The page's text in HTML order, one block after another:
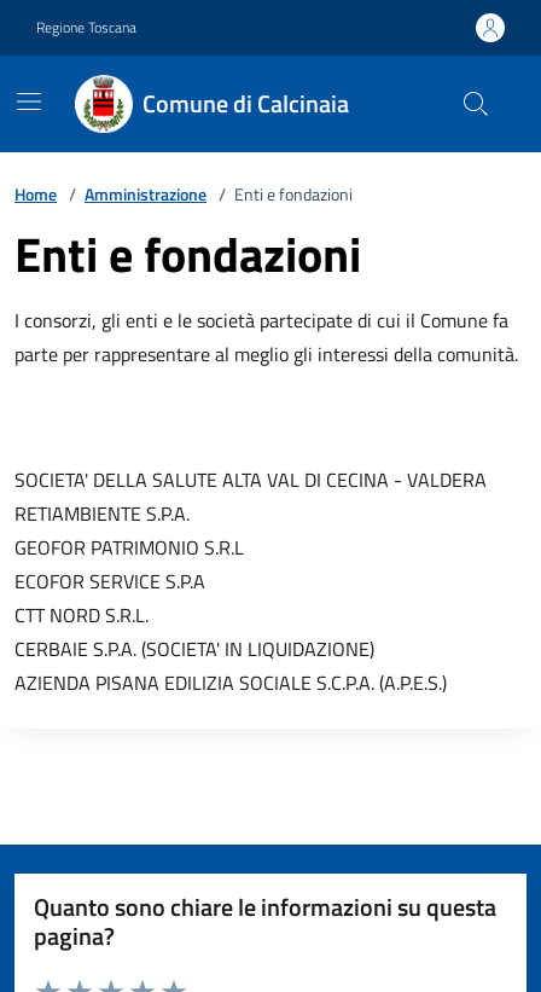
Regione Toscana
Comune di Calcinaia
Home / Amministrazione / Enti e fondazioni
Enti e fondazioni
I consorzi, gli enti e le società partecipate di cui il Comune fa
parte per rappresentare al meglio gli interessi della comunità.
SOCIETA' DELLA SALUTE ALTA VAL DI CECINA - VALDERA
RETIAMBIENTE S.P.A.
GEOFOR PATRIMONIO S.R.L
ECOFOR SERVICE S.P.A
CTT NORD S.R.L.
CERBAIE S.P.A. (SOCIETA' IN LIQUIDAZIONE)
AZIENDA PISANA EDILIZIA SOCIALE S.C.P.A. (A.P.E.S.)
Quanto sono chiare le informazioni su questa
pagina?
Valuta da 1 a 5 stelle la pagina